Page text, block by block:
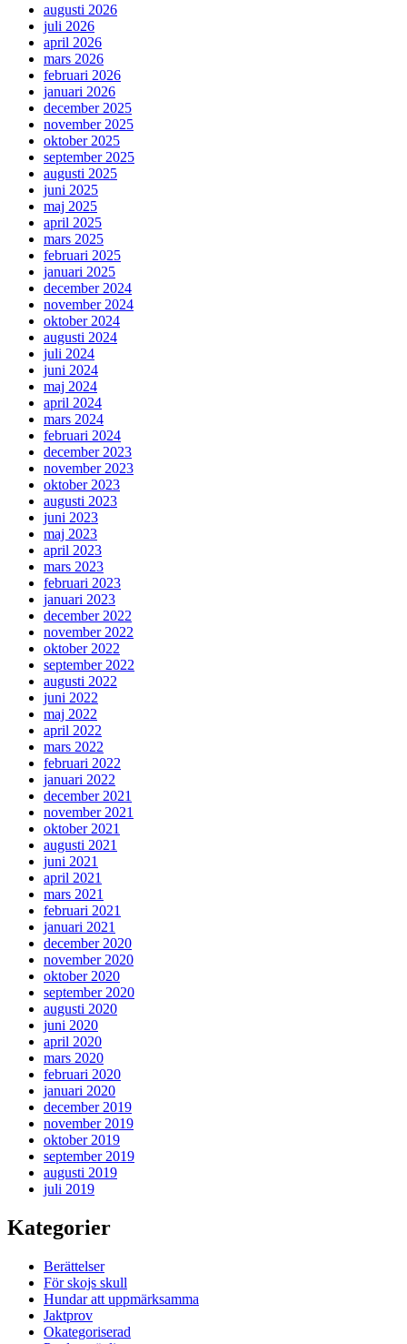
augusti 2026
juli 2026
april 2026
mars 2026
februari 2026
januari 2026
december 2025
november 2025
oktober 2025
september 2025
augusti 2025
juni 2025
maj 2025
april 2025
mars 2025
februari 2025
januari 2025
december 2024
november 2024
oktober 2024
augusti 2024
juli 2024
juni 2024
maj 2024
april 2024
mars 2024
februari 2024
december 2023
november 2023
oktober 2023
augusti 2023
juni 2023
maj 2023
april 2023
mars 2023
februari 2023
januari 2023
december 2022
november 2022
oktober 2022
september 2022
augusti 2022
juni 2022
maj 2022
april 2022
mars 2022
februari 2022
januari 2022
december 2021
november 2021
oktober 2021
augusti 2021
juni 2021
april 2021
mars 2021
februari 2021
januari 2021
december 2020
november 2020
oktober 2020
september 2020
augusti 2020
juni 2020
april 2020
mars 2020
februari 2020
januari 2020
december 2019
november 2019
oktober 2019
september 2019
augusti 2019
juli 2019
Kategorier
Berättelser
För skojs skull
Hundar att uppmärksamma
Jaktprov
Okategoriserad